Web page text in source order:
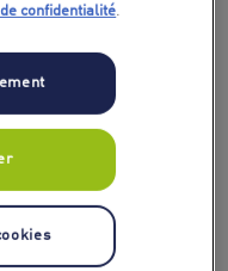
confidentialité.